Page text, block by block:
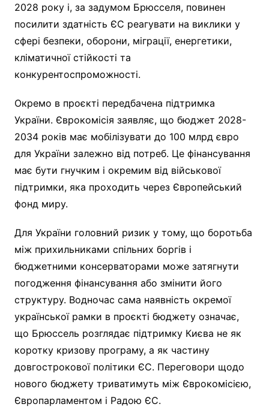
2028 року і, за задумом Брюсселя, повинен
посилити здатність ЄС реагувати на виклики у
сфері безпеки, оборони, міграції, енергетики,
кліматичної стійкості та
конкурентоспроможності.
Окремо в проєкті передбачена підтримка
України. Єврокомісія заявляє, що бюджет 2028-
2034 років має мобілізувати до 100 млрд євро
для України залежно від потреб. Це фінансування
має бути гнучким і окремим від військової
підтримки, яка проходить через Європейський
фонд миру.
Для України головний ризик у тому, що боротьба
між прихильниками спільних боргів і
бюджетними консерваторами може затягнути
погодження фінансування або змінити його
структуру. Водночас сама наявність окремої
української рамки в проєкті бюджету означає,
що Брюссель розглядає підтримку Києва не як
коротку кризову програму, а як частину
довгострокової політики ЄС. Переговори щодо
нового бюджету триватимуть між Єврокомісією,
Європарламентом і Радою ЄС.